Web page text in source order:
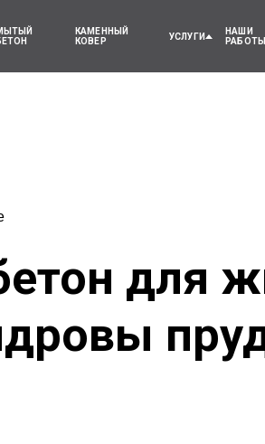
КАМЕННЫЙ
КОВЕР
УСЛУГИ
НАШИ
РАБОТЫ
для